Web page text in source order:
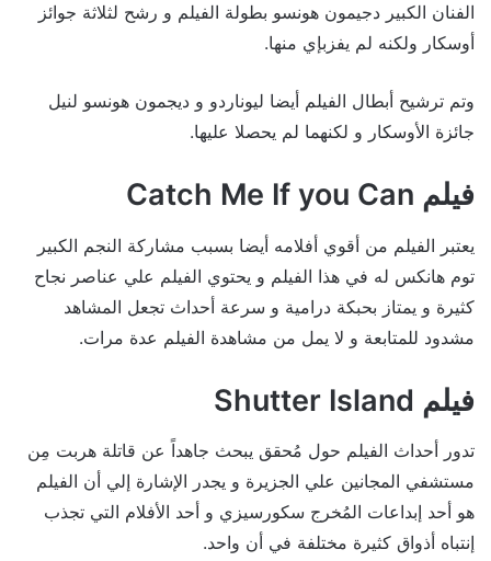
الفنان الكبير دجيمون هونسو بطولة الفيلم و رشح لثلاثة جوائز
أوسكار ولكنه لم يفزبإي منها.
وتم ترشيح أبطال الفيلم أيضا ليوناردو و ديجمون هونسو لنيل
جائزة الأوسكار و لكنهما لم يحصلا عليها.
فيلم Catch Me If you Can
يعتبر الفيلم من أقوي أفلامه أيضا بسبب مشاركة النجم الكبير
توم هانكس له في هذا الفيلم و يحتوي الفيلم علي عناصر نجاح
كثيرة و يمتاز بحبكة درامية و سرعة أحداث تجعل المشاهد
مشدود للمتابعة و لا يمل من مشاهدة الفيلم عدة مرات.
فيلم Shutter Island
تدور أحداث الفيلم حول مُحقق يبحث جاهداً عن قاتلة هربت مِن
مستشفي المجانين علي الجزيرة و يجدر الإشارة إلي أن الفيلم
هو أحد إبداعات المُخرج سكورسيزي و أحد الأفلام التي تجذب
إنتباه أذواق كثيرة مختلفة في أن واحد.